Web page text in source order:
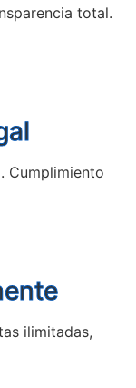
total.
Cumplimiento
ilimitadas,